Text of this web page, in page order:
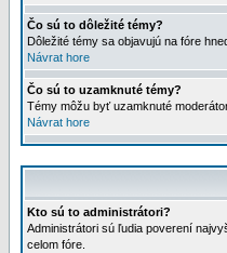
Čo sú to dôležité témy?
Dôležité témy sa objavujú na fóre
Návrat hore
Čo sú to uzamknuté témy?
Témy môžu byť uzamknuté
Návrat hore
Kto sú to administrátori?
Administrátori sú ľudia poverení
celom fóre.